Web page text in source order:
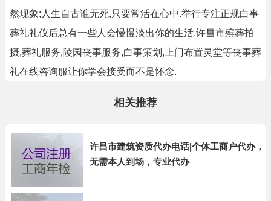
然现象;人生自古谁无死,只要常活在心中.举行专注正规白事
葬礼礼仪后总有一些人会慢慢淡出你的生活,许昌市殡葬拍
摄,葬礼服务,陵园丧事服务,白事策划,上门布置灵堂等丧事葬
礼在线咨询服让你学会接受而不是怀念.
相关推荐
许昌市建筑资质代办电话|个体工商户代办，
无需本人到场，专业代办